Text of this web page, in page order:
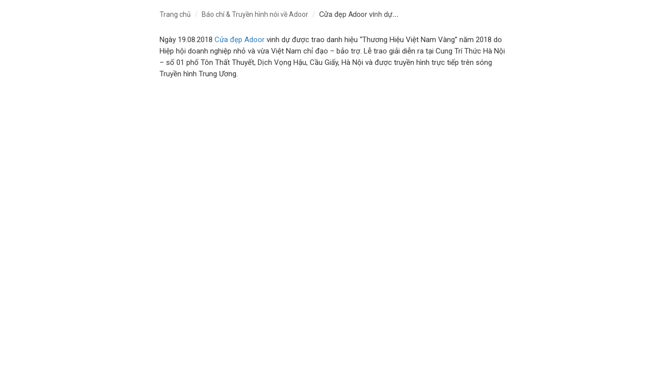
Trang chủ Báo chí & Truyền hình nói về Adoor Cửa đẹp Adoor vinh dự...
Ngày 19.08.2018 Cửa đẹp Adoor vinh dự được trao danh hiệu “Thương Hiệu Việt Nam Vàng” năm 2018 do
Hiệp hội doanh nghiệp nhỏ và vừa Việt Nam chỉ đạo – bảo trợ. Lễ trao giải diễn ra tại Cung Trí Thức Hà Nội
– số 01 phố Tôn Thất Thuyết, Dịch Vọng Hậu, Cầu Giấy, Hà Nội và được truyền hình trực tiếp trên sóng
Truyền hình Trung Ương.